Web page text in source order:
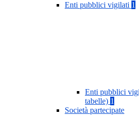
Enti pubblici vigilati 1
Enti pubblici
tabelle) 1
Società partecipate